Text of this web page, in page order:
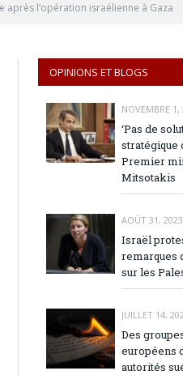
après l’opération israélienne à Gaza
OPINIONS ET BLOGS
NOVEMBRE 1,
‘Pas de
stratégique
Premier
Mitsotakis
AOÛT 31, 2023
Israël
remarques
sur les
JUILLET 14,
Des
européens
autorités